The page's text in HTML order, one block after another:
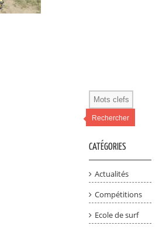
Rechercher
CATÉGORIES
Actualités
Compétitions
Ecole de surf